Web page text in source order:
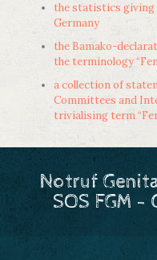
the statistics giving
Germany
the Bamako-
the terminology
a collection of
Committees and
trivialising term
Notruf
SOS FGM